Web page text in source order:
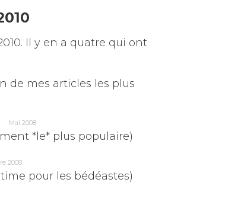
Il y en a quatre qui ont
de mes articles les plus
Mai 2008
*le* plus populaire)
2008
pour les bédéastes)